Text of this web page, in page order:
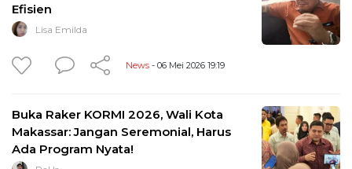
Efisien
Lisa Emilda
News - 06 Mei 2026 19:19
Buka Raker KORMI 2026, Wali Kota
Makassar: Jangan Seremonial, Harus
Ada Program Nyata!